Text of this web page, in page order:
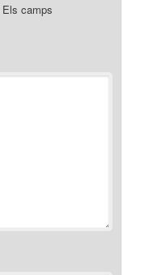
Els camps